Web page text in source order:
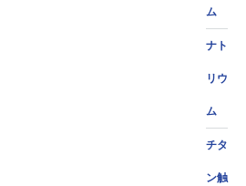
ム
ナト
リウ
ム
チタ
ン触